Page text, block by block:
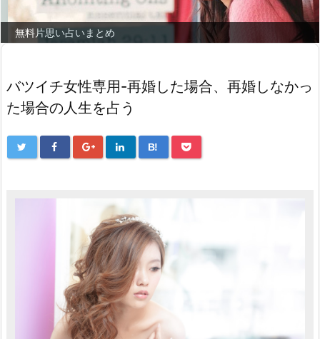
無料片思い占いまとめ
バツイチ女性専用-再婚した場合、再婚しなかっ
た場合の人生を占う
B!